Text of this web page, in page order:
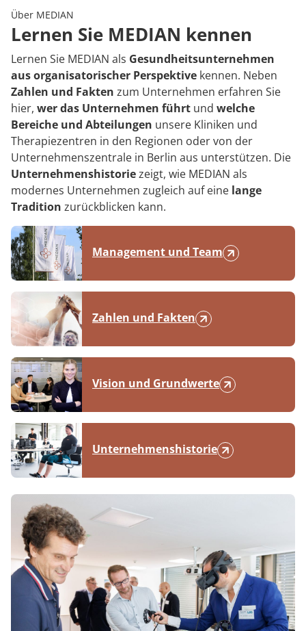
Blog
Karriere
Über MEDIAN
Lernen Sie MEDIAN kennen
Lernen Sie MEDIAN als Gesundheitsunternehmen
aus organisatorischer Perspektive kennen. Neben
Zahlen und Fakten zum Unternehmen erfahren Sie
hier, wer das Unternehmen führt und welche
Bereiche und Abteilungen unsere Kliniken und
Therapiezentren in den Regionen oder von der
Unternehmenszentrale in Berlin aus unterstützen. Die
Unternehmenshistoriezeigt, wie MEDIAN als
modernes Unternehmen zugleich auf eine lange
Tradition zurückblicken kann.
Management und Team
Zahlen und Fakten
Vision und Grundwerte
Unternehmenshistorie